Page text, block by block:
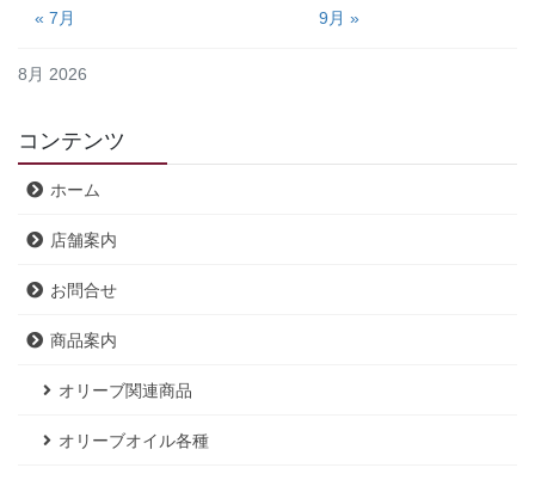
8月 2026
« 7月 9月 »
コンテンツ
ホーム
店舗案内
お問合せ
商品案内
オリーブ関連商品
オリーブオイル各種